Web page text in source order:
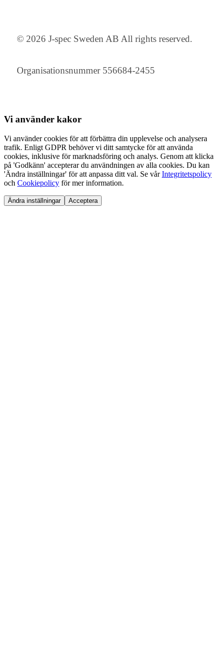
© 2026 J-spec Sweden AB All rights reserved.
Organisationsnummer 556684-2455
Vi använder kakor
Vi använder cookies för att förbättra din upplevelse och analysera
trafik. Enligt GDPR behöver vi ditt samtycke för att använda
cookies, inklusive för marknadsföring och analys. Genom att klicka
på 'Godkänn' accepterar du användningen av alla cookies. Du kan
'Ändra inställningar' för att anpassa ditt val. Se vårIntegritetspolicy
och Cookiepolicy för mer information.
Ändra inställningar Acceptera